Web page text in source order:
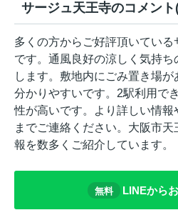
サージュ天王寺のコメン
多くの方からご好評頂いてい
です。通風良好の涼しく気持
します。敷地内にごみ置き場
分かりやすいです。2駅利用で
性が高いです。より詳しい情報
までご連絡ください。大阪市
報を数多くご紹介しています。
無料 LINEから